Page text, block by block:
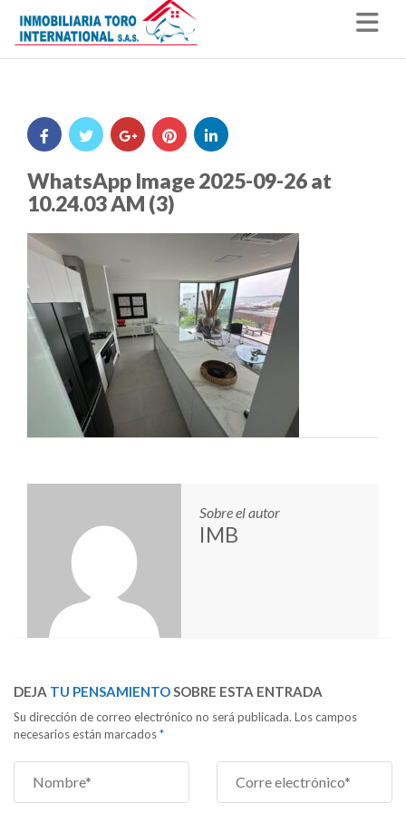
WhatsApp Image 2025-09-26 at
10.24.03 AM (3)
Sobre el autor
IMB
DEJA TU PENSAMIENTOSOBRE ESTA ENTRADA
Su dirección de correo electrónico no será publicada. Los campos
necesarios están marcados*